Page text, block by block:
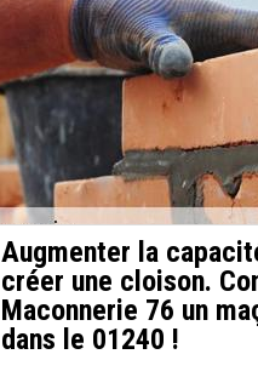
Augmenter la
créer une cloison.
Maconnerie 76 un
dans le 01240 !